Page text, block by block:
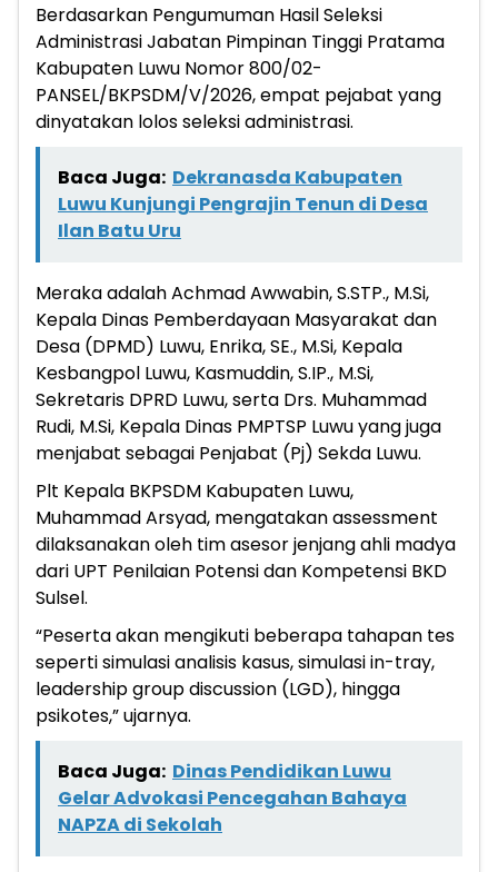
Berdasarkan Pengumuman Hasil Seleksi
Administrasi Jabatan Pimpinan Tinggi Pratama
Kabupaten Luwu Nomor 800/02-
PANSEL/BKPSDM/V/2026, empat pejabat yang
dinyatakan lolos seleksi administrasi.
Baca Juga: Dekranasda Kabupaten
Luwu Kunjungi Pengrajin Tenun di Desa
Ilan Batu Uru
Meraka adalah Achmad Awwabin, S.STP., M.Si,
Kepala Dinas Pemberdayaan Masyarakat dan
Desa (DPMD) Luwu, Enrika, SE., M.Si, Kepala
Kesbangpol Luwu, Kasmuddin, S.IP., M.Si,
Sekretaris DPRD Luwu, serta Drs. Muhammad
Rudi, M.Si, Kepala Dinas PMPTSP Luwu yang juga
menjabat sebagai Penjabat (Pj) Sekda Luwu.
Plt Kepala BKPSDM Kabupaten Luwu,
Muhammad Arsyad, mengatakan assessment
dilaksanakan oleh tim asesor jenjang ahli madya
dari UPT Penilaian Potensi dan Kompetensi BKD
Sulsel.
“Peserta akan mengikuti beberapa tahapan tes
seperti simulasi analisis kasus, simulasi in-tray,
leadership group discussion (LGD), hingga
psikotes,” ujarnya.
Baca Juga: Dinas Pendidikan Luwu
Gelar Advokasi Pencegahan Bahaya
NAPZA di Sekolah